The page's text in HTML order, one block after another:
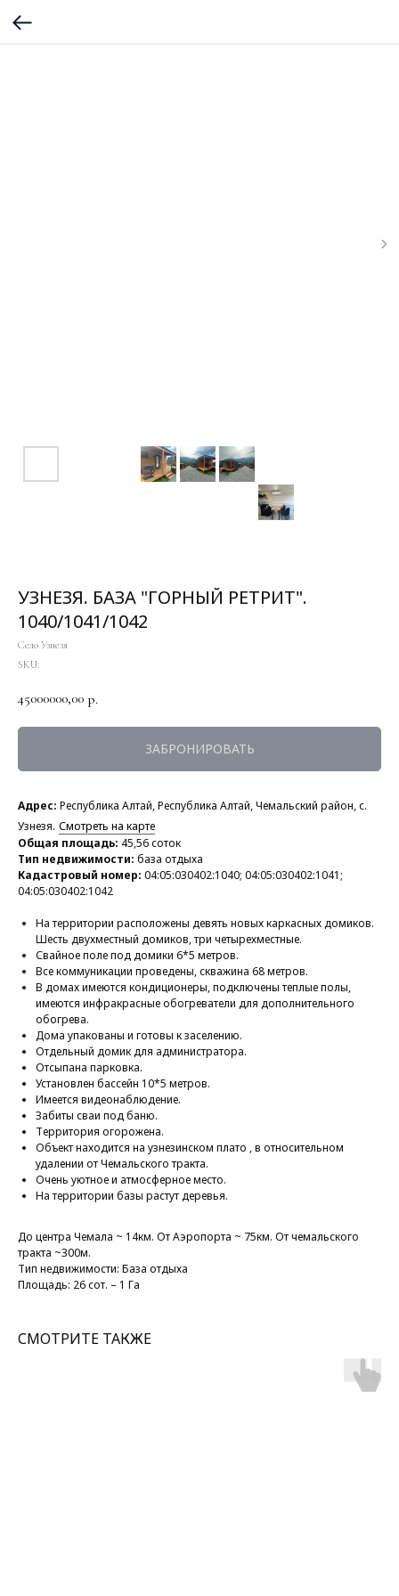
УЗНЕЗЯ. БАЗА "ГОРНЫЙ РЕТРИТ".
1040/1041/1042
Село Узнезя
SKU:
45000000,00 р.
ЗАБРОНИРОВАТЬ
Адрес: Республика Алтай, Республика Алтай, Чемальский район, с.
Узнезя. Смотреть на карте
Общая площадь: 45,56 соток
Тип недвижимости: база отдыха
Кадастровый номер: 04:05:030402:1040; 04:05:030402:1041;
04:05:030402:1042
На территории расположены девять новых каркасных домиков.
Шесть двухместный домиков, три четырехместные.
Свайное поле под домики 6*5 метров.
Все коммуникации проведены, скважина 68 метров.
В домах имеются кондиционеры, подключены теплые полы,
имеются инфракрасные обогреватели для дополнительного
обогрева.
Дома упакованы и готовы к заселению.
Отдельный домик для администратора.
Отсыпана парковка.
Установлен бассейн 10*5 метров.
Имеется видеонаблюдение.
Забиты сваи под баню.
Территория огорожена.
Объект находится на узнезинском плато , в относительном
удалении от Чемальского тракта.
Очень уютное и атмосферное место.
На территории базы растут деревья.
До центра Чемала ~ 14км. От Аэропорта ~ 75км. От чемальского
тракта ~300м.
Тип недвижимости: База отдыха
Площадь: 26 сот. – 1 Га
СМОТРИТЕ ТАКЖЕ